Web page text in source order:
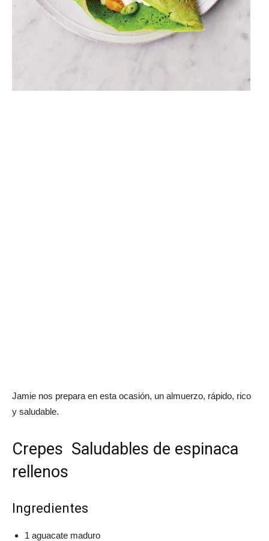
Jamie nos prepara en esta ocasión, un almuerzo, rápido, rico
y saludable.
Crepes Saludables de espinaca
rellenos
Ingredientes
1 aguacate maduro